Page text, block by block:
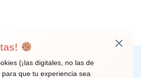
Correo electrónico
(¡las digitales, no las de
que tu experiencia sea